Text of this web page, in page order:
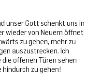
unser Gott schenkt uns in
wieder von Neuem öffnet
zu gehen, mehr zu
auszustrecken. Ich
offenen Türen sehen
zu gehen!